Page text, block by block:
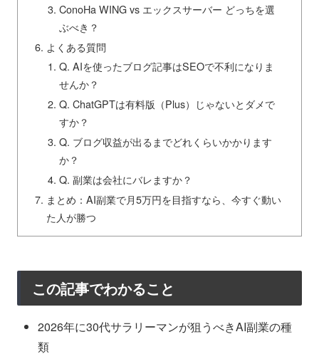
ConoHa WING vs エックスサーバー どっちを選
ぶべき？
よくある質問
Q. AIを使ったブログ記事はSEOで不利になりま
せんか？
Q. ChatGPTは有料版（Plus）じゃないとダメで
すか？
Q. ブログ収益が出るまでどれくらいかかります
か？
Q. 副業は会社にバレますか？
まとめ：AI副業で月5万円を目指すなら、今すぐ動い
た人が勝つ
この記事でわかること
2026年に30代サラリーマンが狙うべきAI副業の種
類